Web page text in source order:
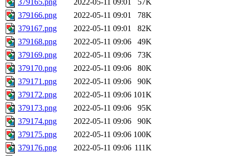
379165.png
2022-05-11 09:01
57K
379166.png
2022-05-11 09:01
78K
379167.png
2022-05-11 09:01
82K
379168.png
2022-05-11 09:06
49K
379169.png
2022-05-11 09:06
73K
379170.png
2022-05-11 09:06
80K
379171.png
2022-05-11 09:06
90K
379172.png
2022-05-11 09:06 101K
379173.png
2022-05-11 09:06
95K
379174.png
2022-05-11 09:06
90K
379175.png
2022-05-11 09:06 100K
379176.png
2022-05-11 09:06 111K